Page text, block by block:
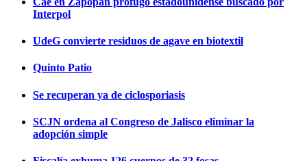
Interpol
UdeG convierte residuos de agave en biotextil
Quinto Patio
Se recuperan ya de ciclosporiasis
SCJN ordena al Congreso de Jalisco eliminar la
adopción simple